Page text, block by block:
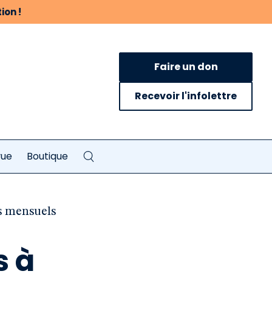
!
Faire un don
Recevoir l'infolettre
Boutique
mensuels
à